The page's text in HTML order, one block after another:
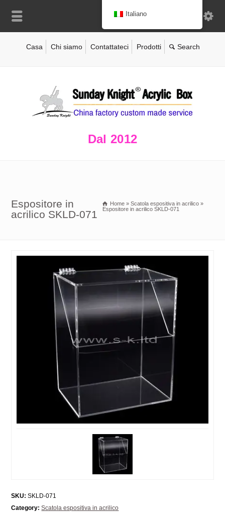
Casa Chi siamo Contattateci Prodotti
Dal 2012
Espositore in
acrilico SKLD-071
Home » Scatola espositiva in acrilico »
Espositore in acrilico SKLD-071
SKU: SKLD-071
Category: Scatola espositiva in acrilico
Italiano